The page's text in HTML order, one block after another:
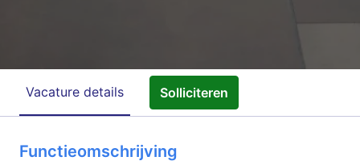
Vacature details Solliciteren
Functieomschrijving